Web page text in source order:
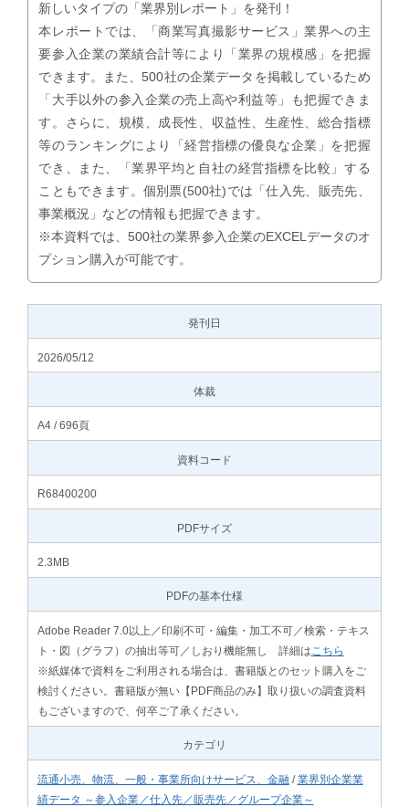
新しいタイプの「業界別レポート」を発刊！
本レポートでは、「商業写真撮影サービス」業界への主
要参入企業の業績合計等により「業界の規模感」を把握
できます。また、500社の企業データを掲載しているため
「大手以外の参入企業の売上高や利益等」も把握できま
す。さらに、規模、成長性、収益性、生産性、総合指標
等のランキングにより「経営指標の優良な企業」を把握
でき、また、「業界平均と自社の経営指標を比較」する
こともできます。個別票(500社)では「仕入先、販売先、
事業概況」などの情報も把握できます。
※本資料では、500社の業界参入企業のEXCELデータのオ
プション購入が可能です。
発刊日
2026/05/12
体裁
A4 / 696頁
資料コード
R68400200
PDFサイズ
2.3MB
PDFの基本仕様
Adobe Reader 7.0以上／印刷不可・編集・加工不可／検索・テキス
ト・図（グラフ）の抽出等可／しおり機能無し 詳細は こちら
※紙媒体で資料をご利用される場合は、書籍版とのセット購入をご
検討ください。書籍版が無い【PDF商品のみ】取り扱いの調査資料
もございますので、何卒ご了承ください。
カテゴリ
流通小売、物流、一般・事業所向けサービス、金融 /業界別企業業
績データ ～参入企業／仕入先／販売先／グループ企業～